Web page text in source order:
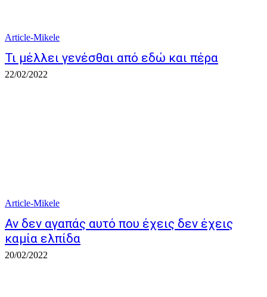
Article-Mikele
Τι μέλλει γενέσθαι από εδώ και πέρα
22/02/2022
Article-Mikele
Αν δεν αγαπάς αυτό που έχεις δεν έχεις
καμία ελπίδα
20/02/2022